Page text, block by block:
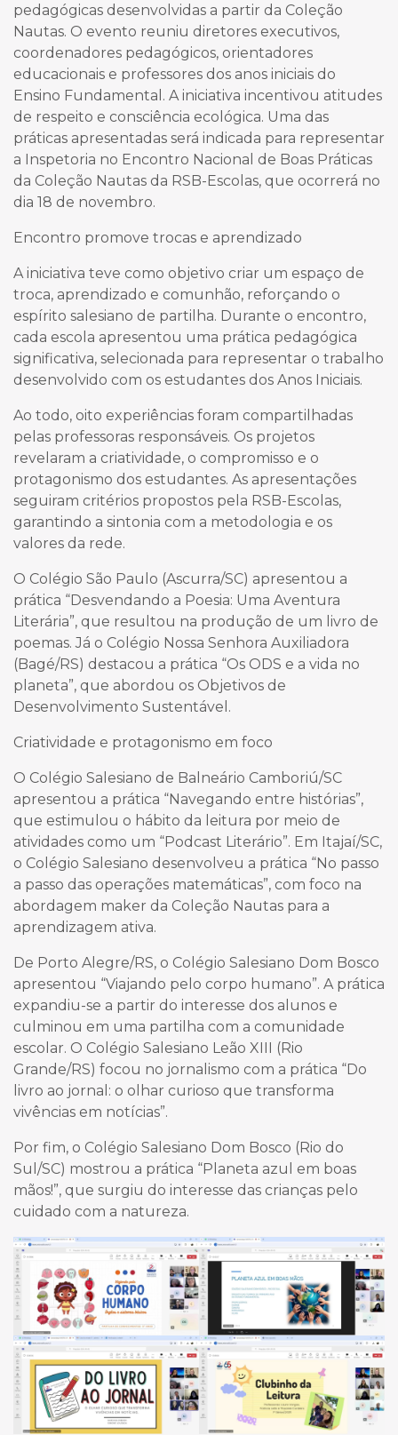
pedagógicas desenvolvidas a partir da Coleção
Nautas. O evento reuniu diretores executivos,
coordenadores pedagógicos, orientadores
educacionais e professores dos anos iniciais do
Ensino Fundamental. A iniciativa incentivou atitudes
de respeito e consciência ecológica. Uma das
práticas apresentadas será indicada para representar
a Inspetoria no Encontro Nacional de Boas Práticas
da Coleção Nautas da RSB-Escolas, que ocorrerá no
dia 18 de novembro.
Encontro promove trocas e aprendizado
A iniciativa teve como objetivo criar um espaço de
troca, aprendizado e comunhão, reforçando o
espírito salesiano de partilha. Durante o encontro,
cada escola apresentou uma prática pedagógica
significativa, selecionada para representar o trabalho
desenvolvido com os estudantes dos Anos Iniciais.
Ao todo, oito experiências foram compartilhadas
pelas professoras responsáveis. Os projetos
revelaram a criatividade, o compromisso e o
protagonismo dos estudantes. As apresentações
seguiram critérios propostos pela RSB-Escolas,
garantindo a sintonia com a metodologia e os
valores da rede.
O Colégio São Paulo (Ascurra/SC) apresentou a
prática “Desvendando a Poesia: Uma Aventura
Literária”, que resultou na produção de um livro de
poemas. Já o Colégio Nossa Senhora Auxiliadora
(Bagé/RS) destacou a prática “Os ODS e a vida no
planeta”, que abordou os Objetivos de
Desenvolvimento Sustentável.
Criatividade e protagonismo em foco
O Colégio Salesiano de Balneário Camboriú/SC
apresentou a prática “Navegando entre histórias”,
que estimulou o hábito da leitura por meio de
atividades como um “Podcast Literário”. Em Itajaí/SC,
o Colégio Salesiano desenvolveu a prática “No passo
a passo das operações matemáticas”, com foco na
abordagem maker da Coleção Nautas para a
aprendizagem ativa.
De Porto Alegre/RS, o Colégio Salesiano Dom Bosco
apresentou “Viajando pelo corpo humano”. A prática
expandiu-se a partir do interesse dos alunos e
culminou em uma partilha com a comunidade
escolar. O Colégio Salesiano Leão XIII (Rio
Grande/RS) focou no jornalismo com a prática “Do
livro ao jornal: o olhar curioso que transforma
vivências em notícias”.
Por fim, o Colégio Salesiano Dom Bosco (Rio do
Sul/SC) mostrou a prática “Planeta azul em boas
mãos!”, que surgiu do interesse das crianças pelo
cuidado com a natureza.